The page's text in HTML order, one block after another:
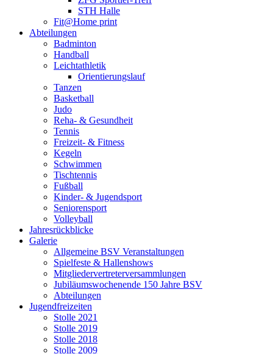
STH Halle
Fit@Home print
Abteilungen
Badminton
Handball
Leichtathletik
Orientierungslauf
Tanzen
Basketball
Judo
Reha- & Gesundheit
Tennis
Freizeit- & Fitness
Kegeln
Schwimmen
Tischtennis
Fußball
Kinder- & Jugendsport
Seniorensport
Volleyball
Jahresrückblicke
Galerie
Allgemeine BSV Veranstaltungen
Spielfeste & Hallenshows
Mitgliedervertreterversammlungen
Jubiläumswochenende 150 Jahre BSV
Abteilungen
Jugendfreizeiten
Stolle 2021
Stolle 2019
Stolle 2018
Stolle 2009